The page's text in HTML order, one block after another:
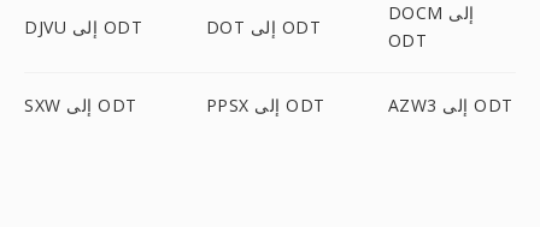
DJVU إلى ODT DOT إلى ODT
DOCM إلى
ODT
SXW إلى ODT PPSX إلى ODT AZW3 إلى ODT